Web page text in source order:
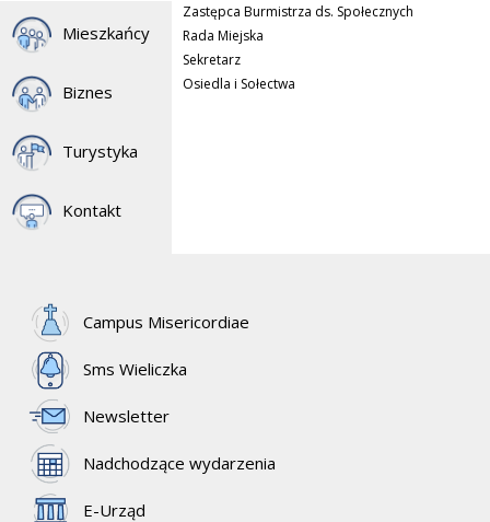
Mieszkańcy
Biznes
Turystyka
Kontakt
Zastępca Burmistrza ds. Społecznych
Rada Miejska
Sekretarz
Osiedla i Sołectwa
Campus Misericordiae
Sms Wieliczka
Newsletter
Nadchodzące wydarzenia
E-Urząd